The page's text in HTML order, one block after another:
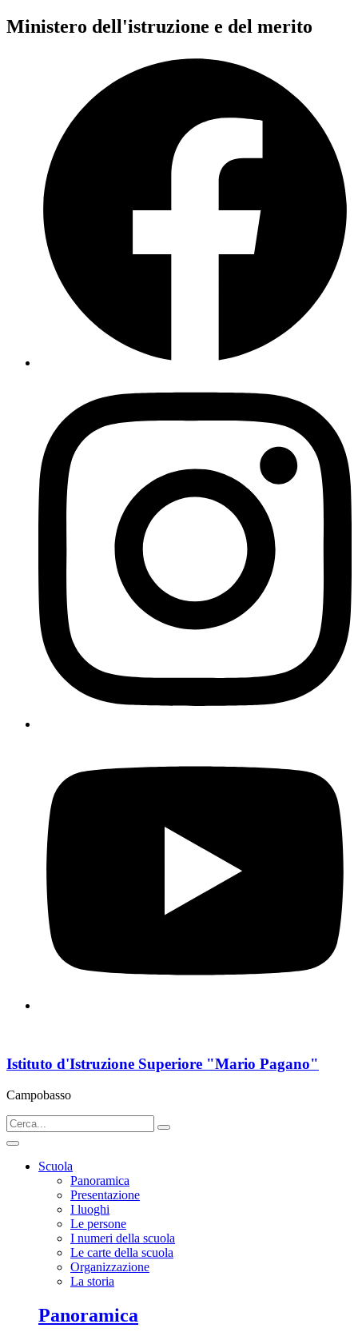
Ministero dell'istruzione e del merito
Istituto d'Istruzione Superiore "Mario Pagano"
Campobasso
Scuola
Panoramica
Presentazione
I luoghi
Le persone
I numeri della scuola
Le carte della scuola
Organizzazione
La storia
Panoramica